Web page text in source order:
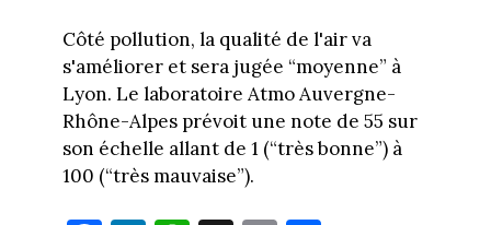
Côté pollution, la qualité de l'air va
s'améliorer et sera jugée “moyenne” à
Lyon. Le laboratoire Atmo Auvergne-
Rhône-Alpes prévoit une note de 55 sur
son échelle allant de 1 (“très bonne”) à
100 (“très mauvaise”).